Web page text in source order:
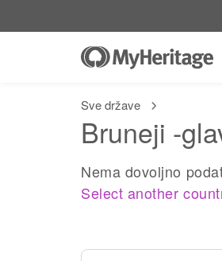
Sve države
Bruneji -
Nema dovoljno
Select another